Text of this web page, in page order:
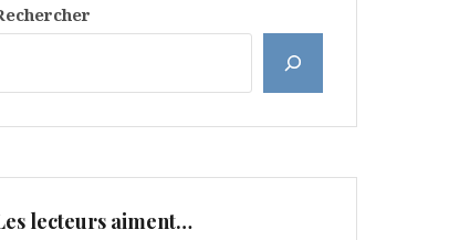
lecteurs aiment…